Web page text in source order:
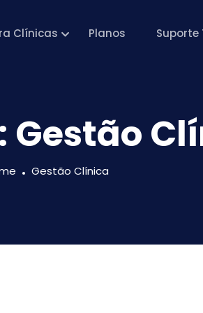
Clínicas Planos Suporte
Gestão
Gestão Clínica